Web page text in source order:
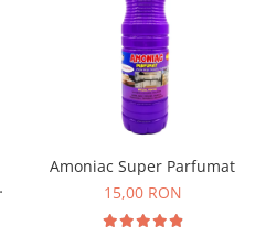
Amoniac Super Parfumat
15,00 RON